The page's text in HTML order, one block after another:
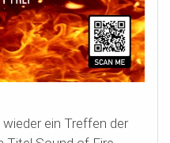
ein Treffen der